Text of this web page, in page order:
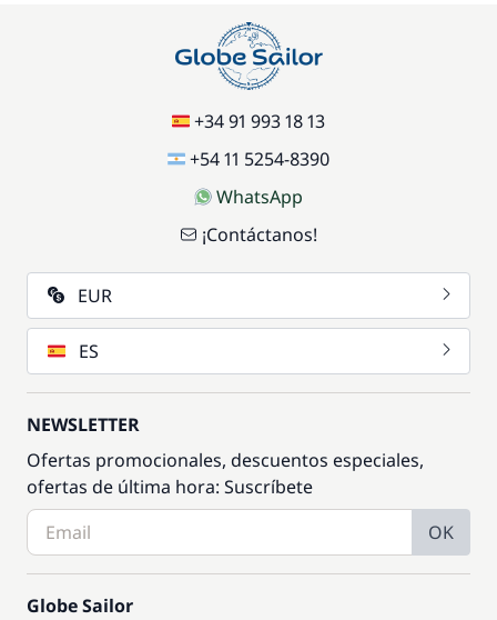
+34 91 993 18 13
+54 11 5254-8390
WhatsApp
¡Contáctanos!
EUR
ES
NEWSLETTER
Ofertas promocionales, descuentos especiales,
ofertas de última hora: Suscríbete
OK
Globe Sailor